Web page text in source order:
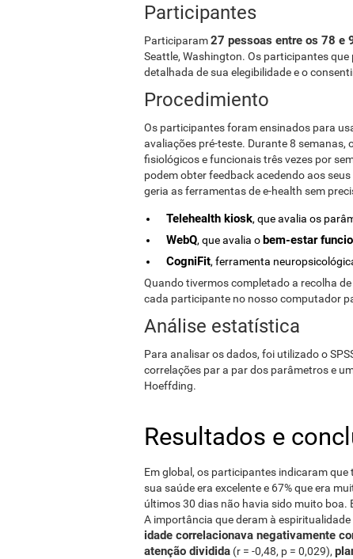
Participantes
Participaram27 pessoas entre os 78 e
Seattle, Washington. Os participantes
detalhada de sua elegibilidade e o
Procedimiento
Os participantes foram ensinados para
avaliações pré-teste. Durante 8
fisiológicos e funcionais três vezes por
podem obter feedback acedendo aos
geria as ferramentas de e-health sem
Telehealth kiosk, que avalia os
WebQ, que avalia obem-estar
CogniFit, ferramenta
Quando tivermos completado a recolha
cada participante no nosso computador
Análise estatística
Para analisar os dados, foi utilizado o
correlações par a par dos parâmetros e
Hoeffding.
Resultados e
Em global, os participantes indicaram que
sua saúde era excelente e 67% que era
últimos 30 dias não havia sido muito
A importância que deram à
idade correlacionava negativamente
atenção dividida (r = -0,48, p = 0,029),